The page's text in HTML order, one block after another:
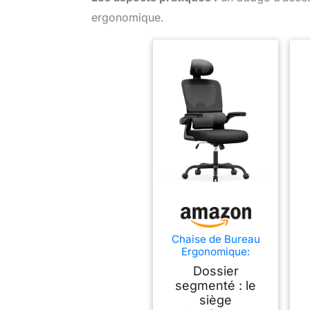
ergonomique.
Chaise de Bureau
Ergonomique:
Fauteuil Bureau
avec Support
Lombaire en
C,Dossier et Appui-
Dossier
segmenté : le
siège